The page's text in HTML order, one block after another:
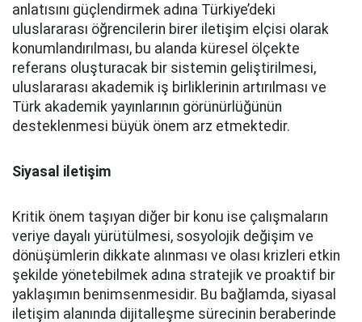
anlatısını güçlendirmek adına Türkiye’deki
uluslararası öğrencilerin birer iletişim elçisi olarak
konumlandırılması, bu alanda küresel ölçekte
referans oluşturacak bir sistemin geliştirilmesi,
uluslararası akademik iş birliklerinin artırılması ve
Türk akademik yayınlarının görünürlüğünün
desteklenmesi büyük önem arz etmektedir.
Siyasal iletişim
Kritik önem taşıyan diğer bir konu ise çalışmaların
veriye dayalı yürütülmesi, sosyolojik değişim ve
dönüşümlerin dikkate alınması ve olası krizleri etkin
şekilde yönetebilmek adına stratejik ve proaktif bir
yaklaşımın benimsenmesidir. Bu bağlamda, siyasal
iletişim alanında dijitalleşme sürecinin beraberinde